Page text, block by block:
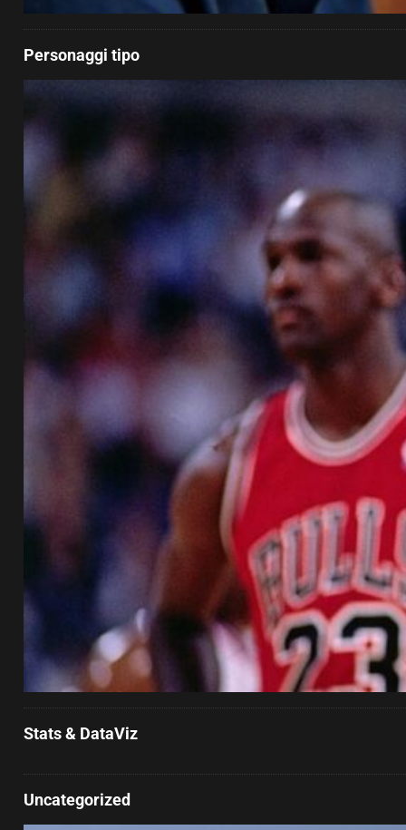
Personaggi tipo
Stats & DataViz
Uncategorized